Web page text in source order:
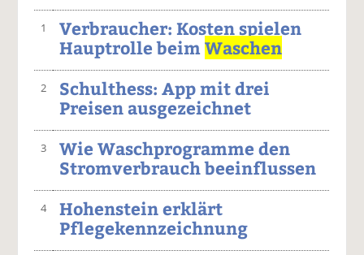
1
Verbraucher: Kosten spielen
Hauptrolle beimWaschen
2
Schulthess: App mit drei
Preisen ausgezeichnet
3
Wie Waschprogramme den
Stromverbrauch beeinflussen
4
Hohenstein erklärt
Pflegekennzeichnung